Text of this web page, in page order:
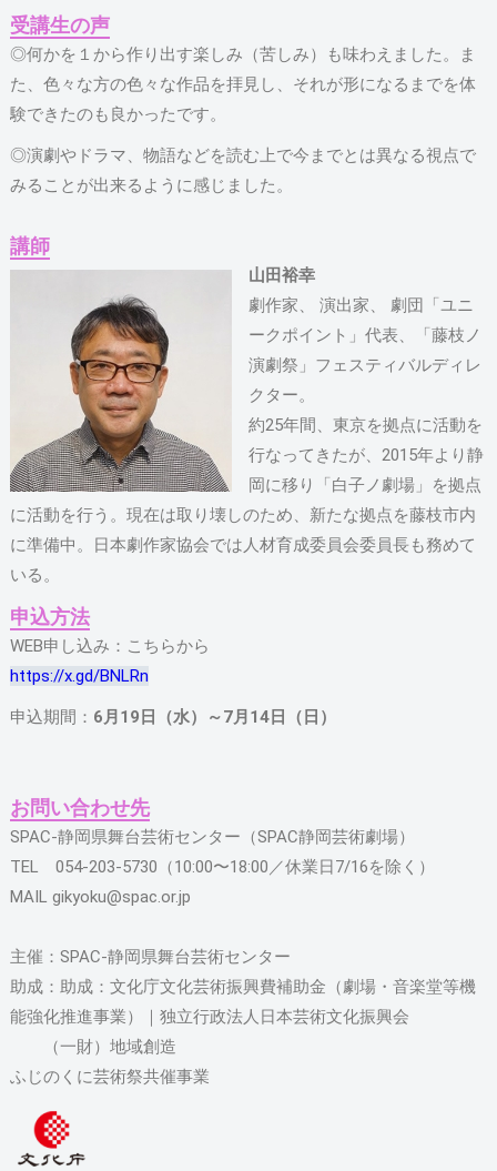
受講生の声
◎何かを１から作り出す楽しみ（苦しみ）も味わえました。ま
た、色々な方の色々な作品を拝見し、それが形になるまでを体
験できたのも良かったです。
◎演劇やドラマ、物語などを読む上で今までとは異なる視点で
みることが出来るように感じました。
講師
山田裕幸
劇作家、 演出家、 劇団「ユニ
ークポイント」代表、「藤枝ノ
演劇祭」フェスティバルディレ
クター。
約25年間、東京を拠点に活動を
行なってきたが、2015年より静
岡に移り「白子ノ劇場」を拠点
に活動を行う。現在は取り壊しのため、新たな拠点を藤枝市内
に準備中。日本劇作家協会では人材育成委員会委員長も務めて
いる。
申込方法
WEB申し込み：こちらから
https://x.gd/BNLRn
申込期間： 6月19日（水）～7月14日（日）
お問い合わせ先
SPAC-静岡県舞台芸術センター（SPAC静岡芸術劇場）
TEL 054-203-5730（10:00〜18:00／休業日7/16を除く）
MAIL gikyoku@spac.or.jp
主催：SPAC-静岡県舞台芸術センター
助成：助成：文化庁文化芸術振興費補助金（劇場・音楽堂等機
能強化推進事業）｜独立行政法人日本芸術文化振興会
（一財）地域創造
ふじのくに芸術祭共催事業